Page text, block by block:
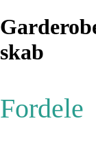
skab
Fordele